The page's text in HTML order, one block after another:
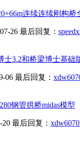
连续连续刚构
26 最后回复：
士3.2和桥梁博士基础
06 最后回复： xdw607
280钢管拱桥midas模型
20 最后回复： xdw607